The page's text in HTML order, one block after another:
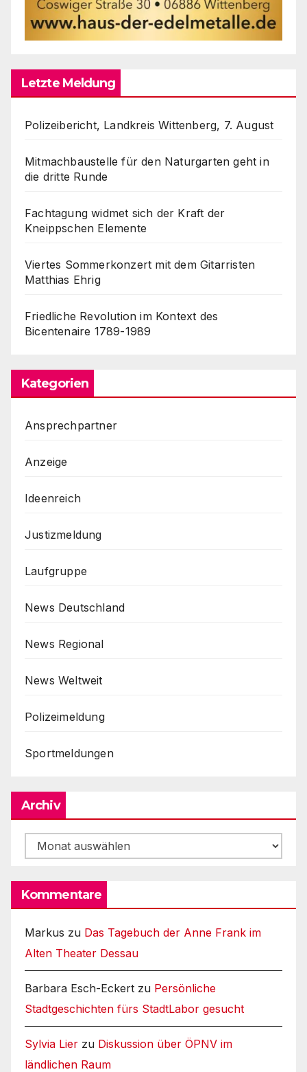
Letzte Meldung
Polizeibericht, Landkreis Wittenberg, 7. August
Mitmachbaustelle für den Naturgarten geht in
die dritte Runde
Fachtagung widmet sich der Kraft der
Kneippschen Elemente
Viertes Sommerkonzert mit dem Gitarristen
Matthias Ehrig
Friedliche Revolution im Kontext des
Bicentenaire 1789-1989
Kategorien
Ansprechpartner
Anzeige
Ideenreich
Justizmeldung
Laufgruppe
News Deutschland
News Regional
News Weltweit
Polizeimeldung
Sportmeldungen
Archiv
Archiv
Kommentare
Markus zu Das Tagebuch der Anne Frank im
Alten Theater Dessau
Barbara Esch-Eckert zu Persönliche
Stadtgeschichten fürs StadtLabor gesucht
Sylvia Lier zu Diskussion über ÖPNV im
ländlichen Raum